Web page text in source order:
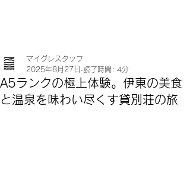
A5ランクの極上体験。伊東の美食
と温泉を味わい尽くす貸別荘の旅
マイグレスタッフ
2025年8月27日 読了時間: 4分